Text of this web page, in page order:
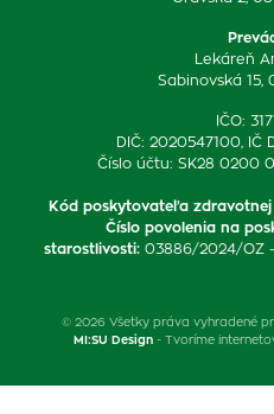
Lekáreň
Sabinovská 15,
IČO:
DIČ: 2020547100, IČ
Číslo účtu: SK28 0200
Kód poskytovateľa
Číslo povolenia na
starostlivosti: 03886/2024/OZ -
© 2026 Všetky práva vyhradené
MI:SU Design- Tvoríme